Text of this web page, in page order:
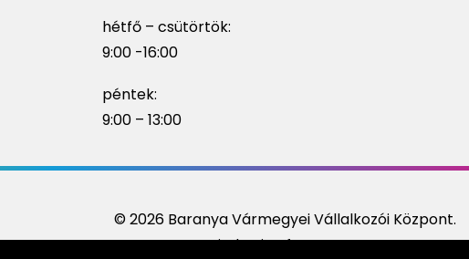
hétfő – csütörtök:
9:00 -16:00
péntek:
9:00 – 13:00
© 2026 Baranya Vármegyei Vállalkozói Központ.
Minden jog fenntartva